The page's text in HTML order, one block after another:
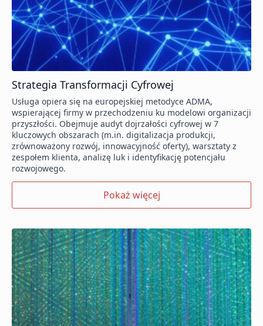
Pokaż więcej
Strategia Transformacji Cyfrowej
Usługa opiera się na europejskiej metodyce ADMA,
wspierającej firmy w przechodzeniu ku modelowi organizacji
przyszłości. Obejmuje audyt dojrzałości cyfrowej w 7
kluczowych obszarach (m.in. digitalizacja produkcji,
zrównoważony rozwój, innowacyjność oferty), warsztaty z
zespołem klienta, analizę luk i identyfikację potencjału
rozwojowego.